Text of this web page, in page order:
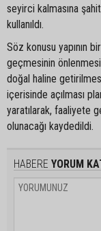
seyirci kalmasına
kullanıldı.
Söz konusu yapının
geçmesinin önlenmesi
doğal haline
içerisinde açılması
yaratılarak, faaliyete
olunacağı kaydedildi.
HABERE YORUM